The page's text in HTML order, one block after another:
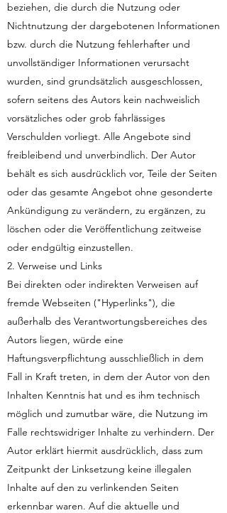
beziehen, die durch die Nutzung oder
Nichtnutzung der dargebotenen Informationen
bzw. durch die Nutzung fehlerhafter und
unvollständiger Informationen verursacht
wurden, sind grundsätzlich ausgeschlossen,
sofern seitens des Autors kein nachweislich
vorsätzliches oder grob fahrlässiges
Verschulden vorliegt. Alle Angebote sind
freibleibend und unverbindlich. Der Autor
behält es sich ausdrücklich vor, Teile der Seiten
oder das gesamte Angebot ohne gesonderte
Ankündigung zu verändern, zu ergänzen, zu
löschen oder die Veröffentlichung zeitweise
oder endgültig einzustellen.
2. Verweise und Links
Bei direkten oder indirekten Verweisen auf
fremde Webseiten ("Hyperlinks"), die
außerhalb des Verantwortungsbereiches des
Autors liegen, würde eine
Haftungsverpflichtung ausschließlich in dem
Fall in Kraft treten, in dem der Autor von den
Inhalten Kenntnis hat und es ihm technisch
möglich und zumutbar wäre, die Nutzung im
Falle rechtswidriger Inhalte zu verhindern. Der
Autor erklärt hiermit ausdrücklich, dass zum
Zeitpunkt der Linksetzung keine illegalen
Inhalte auf den zu verlinkenden Seiten
erkennbar waren. Auf die aktuelle und